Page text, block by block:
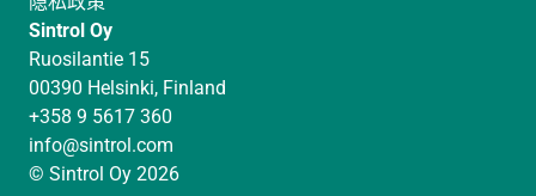
n
k
e
d
I
n
a
g
r
a
m
b
e
Sintrol Oy
Ruosilantie 15
00390 Helsinki, Finland
+358 9 5617 360
info@sintrol.com
© Sintrol Oy 2026